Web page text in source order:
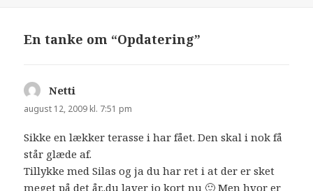
En tanke om “Opdatering”
Netti
august 12, 2009 kl. 7:51 pm
Sikke en lækker terasse i har fået. Den skal i nok få
står glæde af.
Tillykke med Silas og ja du har ret i at der er sket
meget på det år..du laver jo kort nu 🙂 Men hvor er